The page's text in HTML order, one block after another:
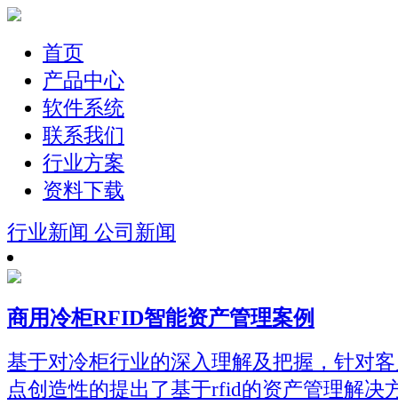
首页
产品中心
软件系统
联系我们
行业方案
资料下载
行业新闻 公司新闻
商用冷柜RFID智能资产管理案例
基于对冷柜行业的深入理解及把握，针对
点创造性的提出了基于rfid的资产管理解决